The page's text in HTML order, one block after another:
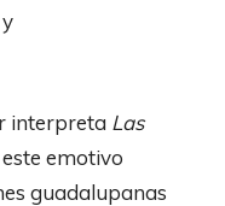
interpreta Las
emotivo
guadalupanas